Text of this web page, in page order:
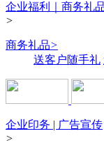
企业福利｜商务礼
>
商务礼品>
送客户随手礼
企业印务 | 广告宣传
>